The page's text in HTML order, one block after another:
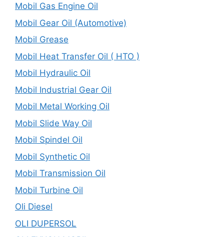
Mobil Gas Engine Oil
Mobil Gear Oil (Automotive)
Mobil Grease
Mobil Heat Transfer Oil ( HTO )
Mobil Hydraulic Oil
Mobil Industrial Gear Oil
Mobil Metal Working Oil
Mobil Slide Way Oil
Mobil Spindel Oil
Mobil Synthetic Oil
Mobil Transmission Oil
Mobil Turbine Oil
Oli Diesel
OLI DUPERSOL